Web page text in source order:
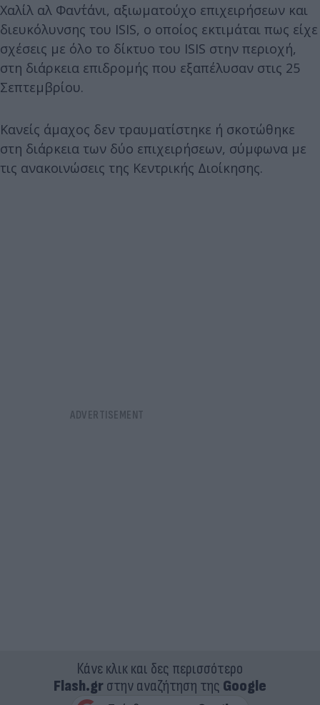
Χαλίλ αλ Φαντ΄άνι, αξιωματούχο επιχειρήσεων και
διευκόλυνσης του ISIS, ο οποίος εκτιμάται πως είχε
σχέσεις με όλο το δίκτυο του ISIS στην περιοχή,
στη διάρκεια επιδρομής που εξαπέλυσαν στις 25
Σεπτεμβρίου.
Κανείς άμαχος δεν τραυματίστηκε ή σκοτώθηκε
στη διάρκεια των δύο επιχειρήσεων, σύμφωνα με
τις ανακοινώσεις της Κεντρικής Διοίκησης.
Κάνε κλικ και δες περισσότερο
Flash.grστην αναζήτηση της Google